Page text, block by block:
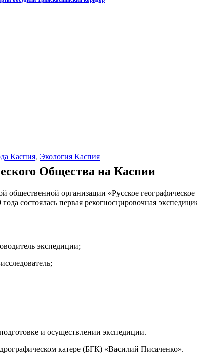
Каспия, Экология Каспия
Общества на Каспии
организации «Русское
состоялась первая рекогносцировочная
экспедиции;
и осуществлении экспедиции.
катере (БГК) «Василий Писаченко».